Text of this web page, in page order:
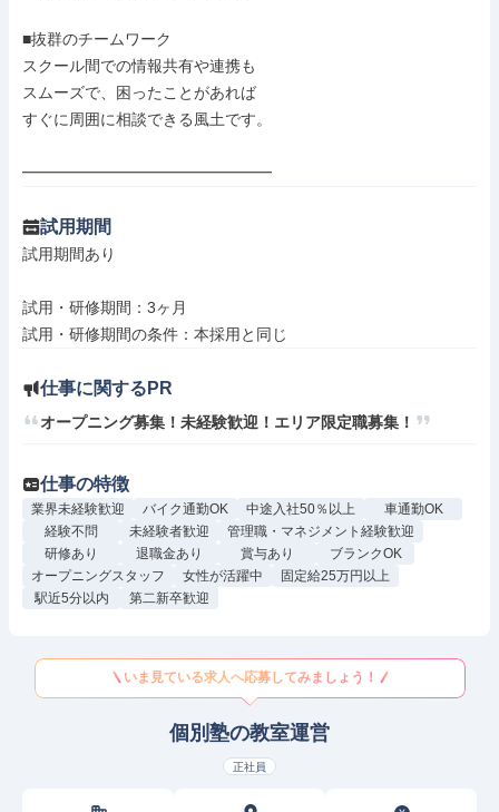
■抜群のチームワーク
スクール間での情報共有や連携も
スムーズで、困ったことがあれば
すぐに周囲に相談できる風土です。
━━━━━━━━━━━━━━━━
試用期間
試用期間あり
試用・研修期間：3ヶ月
仕事に関するPR
オープニング募集！未経験歓迎！エリア限定職募集！
仕事の特徴
業界未経験歓迎 バイク通勤OK 中途入社50％以上
車通勤OK
経験不問
未経験者歓迎
管理職・マネジメント経験歓迎
研修あり
退職金あり 賞与あり
ブランクOK
オープニングスタッフ
女性が活躍中
固定給25万円以上
駅近5分以内
第二新卒歓迎
いま見ている求人へ応募してみましょう！
個別塾の教室運営
正社員